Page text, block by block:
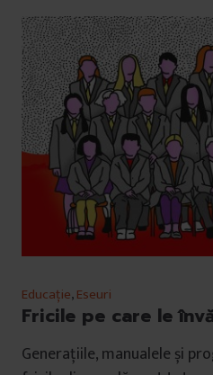
Educație,Eseuri
Fricile pe care le
Generațiile, manualele și